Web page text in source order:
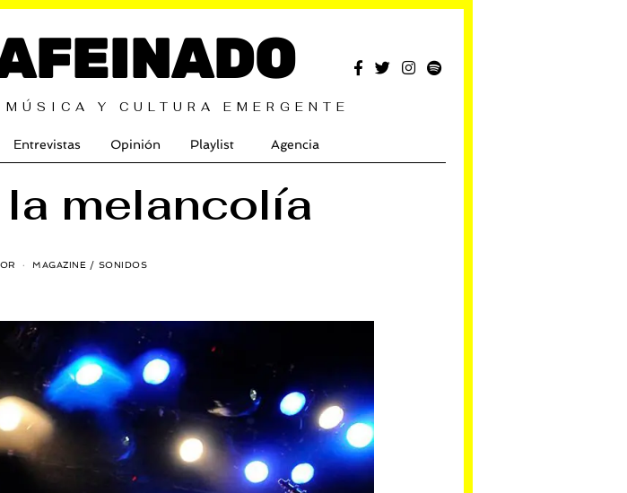
Y CULTURA EMERGENTE
Entrevistas Opinión Playlist Agencia
melancolía
MAGAZINE / SONIDOS